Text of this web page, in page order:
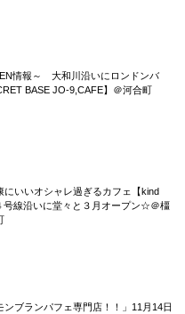
情報～ 大和川沿いにロンドンバ
BASE JO-9,CAFE】＠河合町
にいいオシャレ過ぎるカフェ【kind
号線沿いに堂々と３月オープン☆＠橿
ンブランパフェ専門店！！」11月14日